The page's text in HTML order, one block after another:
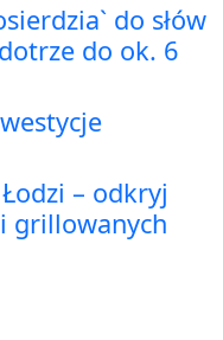
do słów
do ok. 6
– odkryj
grillowanych